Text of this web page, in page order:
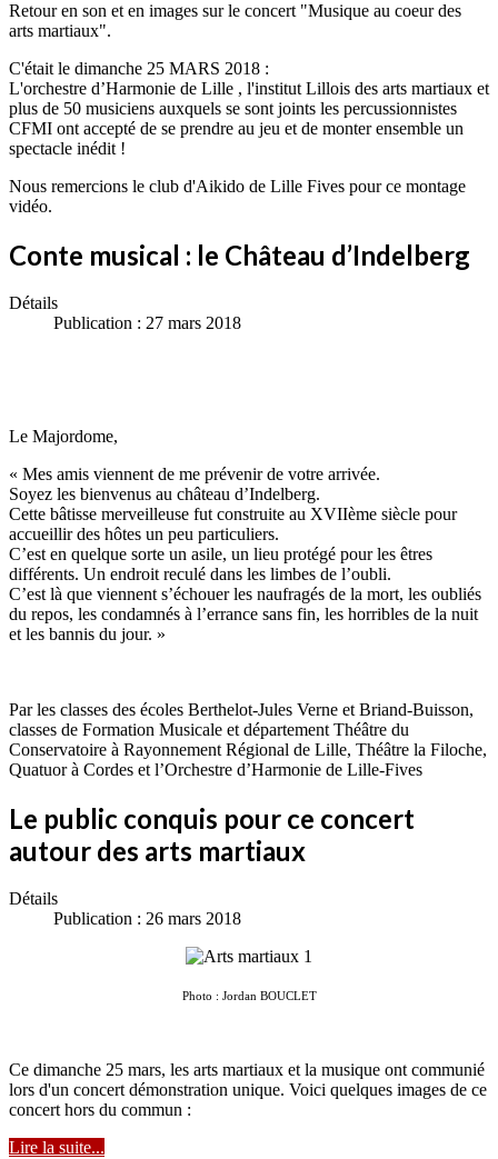
Retour en son et en images sur le concert "Musique au coeur des
arts martiaux".
C'était le dimanche 25 MARS 2018 :
L'orchestre d’Harmonie de Lille , l'institut Lillois des arts martiaux et
plus de 50 musiciens auxquels se sont joints les percussionnistes
CFMI ont accepté de se prendre au jeu et de monter ensemble un
spectacle inédit !
Nous remercions le club d'Aikido de Lille Fives pour ce montage
vidéo.
Conte musical : le Château d’Indelberg
Détails
Publication : 27 mars 2018
Le Majordome,
« Mes amis viennent de me prévenir de votre arrivée.
Soyez les bienvenus au château d’Indelberg.
Cette bâtisse merveilleuse fut construite au XVIIème siècle pour
accueillir des hôtes un peu particuliers.
C’est en quelque sorte un asile, un lieu protégé pour les êtres
différents. Un endroit reculé dans les limbes de l’oubli.
C’est là que viennent s’échouer les naufragés de la mort, les oubliés
du repos, les condamnés à l’errance sans fin, les horribles de la nuit
et les bannis du jour. »
Par les classes des écoles Berthelot-Jules Verne et Briand-Buisson,
classes de Formation Musicale et département Théâtre du
Conservatoire à Rayonnement Régional de Lille, Théâtre la Filoche,
Quatuor à Cordes et l’Orchestre d’Harmonie de Lille-Fives
Le public conquis pour ce concert
autour des arts martiaux
Détails
Publication : 26 mars 2018
Photo : Jordan BOUCLET
Ce dimanche 25 mars, les arts martiaux et la musique ont communié
lors d'un concert démonstration unique. Voici quelques images de ce
concert hors du commun :
Lire la suite...